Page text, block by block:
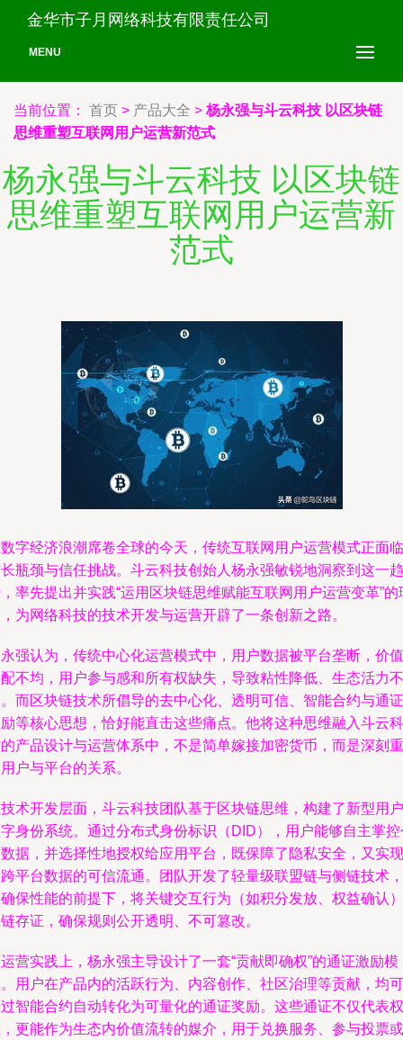
金华市子月网络科技有限责任公司
MENU
当前位置： 首页 > 产品大全 > 杨永强与斗云科技 以区块链
思维重塑互联网用户运营新范式
杨永强与斗云科技 以区块链
思维重塑互联网用户运营新
范式
字经济浪潮席卷全球的今天，传统互联网用户运营模式正面临
瓶颈与信任挑战。斗云科技创始人杨永强敏锐地洞察到这一趋
率先提出并实践“运用区块链思维赋能互联网用户运营变革”的
为网络科技的技术开发与运营开辟了一条创新之路。
强认为，传统中心化运营模式中，用户数据被平台垄断，价值
不均，用户参与感和所有权缺失，导致粘性降低、生态活力不
而区块链技术所倡导的去中心化、透明可信、智能合约与通证
等核心思想，恰好能直击这些痛点。他将这种思维融入斗云科
产品设计与运营体系中，不是简单嫁接加密货币，而是深刻重
户与平台的关系。
术开发层面，斗云科技团队基于区块链思维，构建了新型用户
身份系统。通过分布式身份标识（DID），用户能够自主掌控
据，并选择性地授权给应用平台，既保障了隐私安全，又实现
平台数据的可信流通。团队开发了轻量级联盟链与侧链技术，
保性能的前提下，将关键交互行为（如积分发放、权益确认）
存证，确保规则公开透明、不可篡改。
营实践上，杨永强主导设计了一套“贡献即确权”的通证激励模
用户在产品内的活跃行为、内容创作、社区治理等贡献，均可
智能合约自动转化为可量化的通证奖励。这些通证不仅代表权
更能作为生态内价值流转的媒介，用于兑换服务、参与投票或